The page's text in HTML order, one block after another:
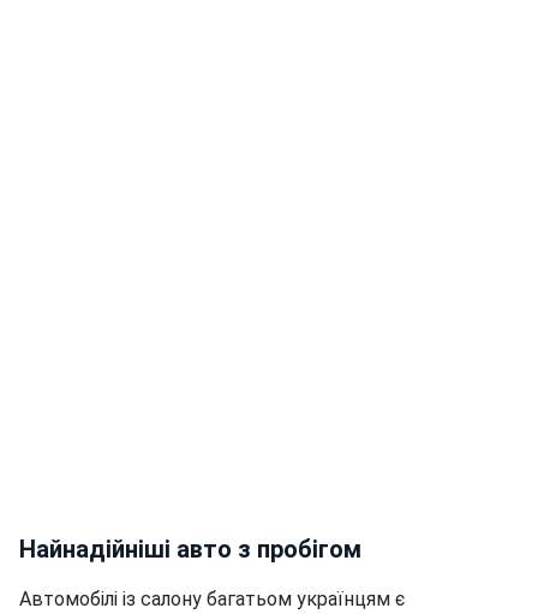
Найнадійніші авто з пробігом
Автомобілі із салону багатьом українцям є